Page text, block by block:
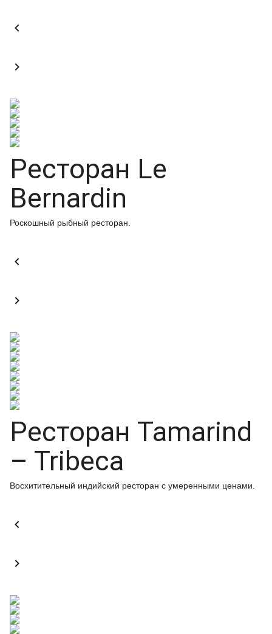


Ресторан Le
Bernardin
Роскошный рыбный ресторан.


Ресторан Tamarind
– Tribeca
Восхитительный индийский ресторан с умеренными ценами.

